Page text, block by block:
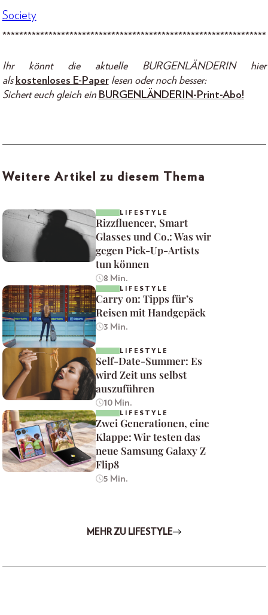
Society
***************************************************************
Ihr könnt die aktuelle BURGENLÄNDERIN hier
als kostenloses E-Paperlesen oder noch besser:
Sichert euch gleich ein BURGENLÄNDERIN-Print-Abo!
Weitere Artikel zu diesem Thema
LIFESTYLE
Rizzfluencer, Smart
Glasses und Co.: Was wir
gegen Pick-Up-Artists
tun können
8 Min.
LIFESTYLE
Carry on: Tipps für’s
Reisen mit Handgepäck
3 Min.
LIFESTYLE
Self-Date-Summer: Es
wird Zeit uns selbst
auszuführen
10 Min.
LIFESTYLE
Zwei Generationen, eine
Klappe: Wir testen das
neue Samsung Galaxy Z
Flip8
5 Min.
MEHR ZU LIFESTYLE